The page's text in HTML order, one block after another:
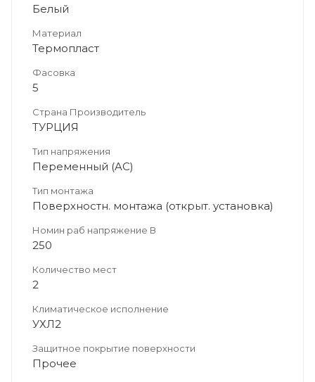
Белый
Материал
Термопласт
Фасовка
5
Страна Производитель
ТУРЦИЯ
Тип напряжения
Переменный (AC)
Тип монтажа
Поверхностн. монтажа (открыт. установка)
Номин раб напряжение В
250
Количество мест
2
Климатическое исполнение
УХЛ2
Защитное покрытие поверхности
Прочее